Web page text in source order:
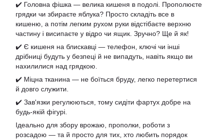
✔️ Головна фішка — велика кишеня в подолі. Прополюєте
грядки чи збираєте яблука? Просто складіть все в
кишеню, а потім легким рухом руки відстібаєте верхню
частину і висипаєте у відро чи ящик. Зручно? Ще й як!
✔️ Є кишеня на блискавці — телефон, ключі чи інші
дрібниці будуть у безпеці й не випадуть, навіть якщо ви
нахилилися над грядкою.
✔️ Міцна тканина — не боїться бруду, легко перетертися
й довго служити.
✔️ Зав'язки регулюються, тому сидіти фартух добре на
будь-якій фігурі.
Ідеально для збору врожаю, прополки, роботи з
розсадою — та й просто для тих, хто любить порядок